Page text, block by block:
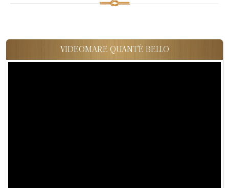
VIDEOMARE QUANT'È BELLO